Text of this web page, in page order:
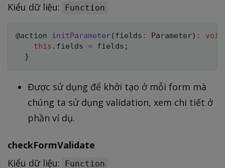
Kiểu dữ liệu: Function
@action initParameter( fields : Parameter) :
void
this . fields = fields ;
}
Được sử dụng để khởi tạo ở mỗi form mà
chúng ta sử dụng validation, xem chi tiết ở
phần ví dụ.
checkFormValidate
Kiểu dữ liệu: Function